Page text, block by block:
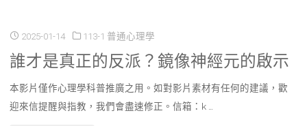
2025-01-14 113-1 普通心理學
誰才是真正的反派？鏡像神經元的啟示
本影片僅作心理學科普推廣之用。如對影片素材有任何的建議，歡
迎來信提醒與指教，我們會盡速修正。信箱：k …